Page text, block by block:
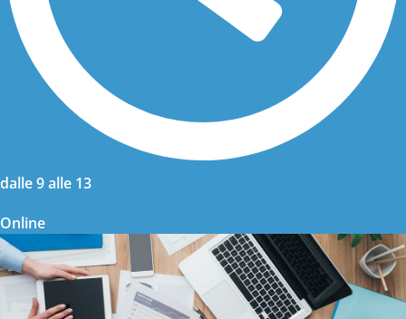
dalle 9 alle 13
Online